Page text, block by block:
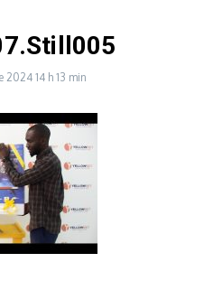
2024 14 h 13 min